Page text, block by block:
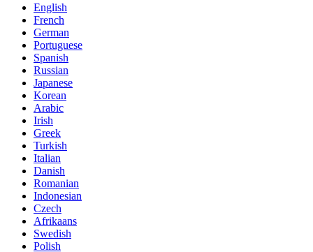
English
French
German
Portuguese
Spanish
Russian
Japanese
Korean
Arabic
Irish
Greek
Turkish
Italian
Danish
Romanian
Indonesian
Czech
Afrikaans
Swedish
Polish